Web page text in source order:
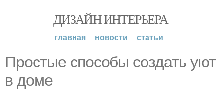
ДИЗАЙН ИНТЕРЬЕРА
главная новости статьи
Простые способы создать уют
в доме